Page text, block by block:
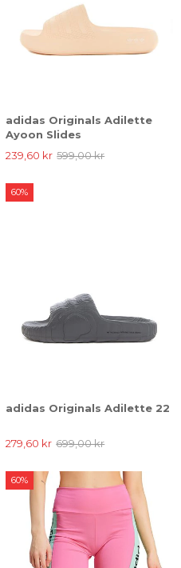
adidas Originals Adilette
Ayoon Slides
239,60 kr 599,00 kr
adidas Originals Adilette 22
279,60 kr 699,00 kr
60%
60%